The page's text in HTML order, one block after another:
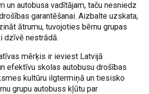
un autobusa vadītājam, taču nesniedz
garantēšanai. Aizbalte uzskata,
ātrumu, tuvojoties bērnu grupas
dzīvē nestrādā.
mērķis ir ieviest Latvijā
efektīvu skolas autobusu drošības
kultūru ilgtermiņā un tiesisko
grupu autobuss kļūtu par